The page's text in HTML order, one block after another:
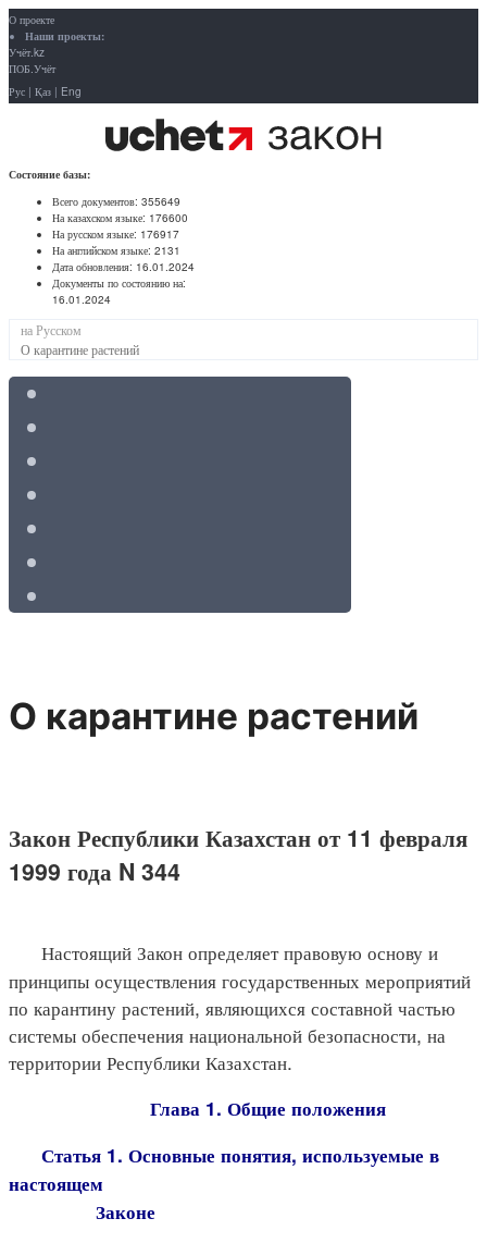
О проекте
Наши проекты:
Учёт.kz
ПОБ.Учёт
Рус | Қаз | Eng
Состояние базы:
Всего документов: 355649
На казахском языке: 176600
На русском языке: 176917
На английском языке: 2131
Дата обновления: 16.01.2024
Документы по состоянию на:
16.01.2024
на Русском
О карантине растений
О карантине растений
Закон Республики Казахстан от 11 февраля
1999 года N 344
Настоящий Закон определяет правовую основу и
принципы осуществления государственных мероприятий
по карантину растений, являющихся составной частью
системы обеспечения национальной безопасности, на
территории Республики Казахстан.
Глава 1. Общие положения
Статья 1. Основные понятия, используемые в
настоящем
Законе